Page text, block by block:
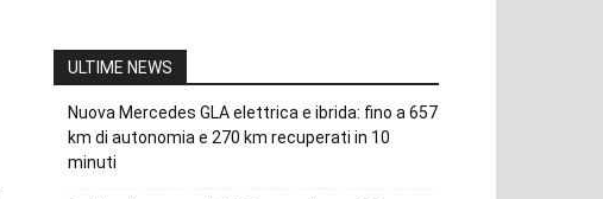
ULTIME NEWS
Nuova Mercedes GLA elettrica e ibrida: fino a 657
km di autonomia e 270 km recuperati in 10
minuti